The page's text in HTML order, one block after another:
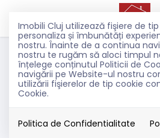
Imobili Cluj utilizează fişiere de
personaliza și îmbunătăți
nostru. Înainte de a continua
nostru te rugăm să aloci timpul
înțelege conținutul Politicii de
navigării pe Website-ul nostru
utilizării fişierelor de tip cookie
Cookie.
Politica de Confidentialitate
Inchiriere
Apartamente
Cluj-Napoca
Centru
|Cluj Napoca